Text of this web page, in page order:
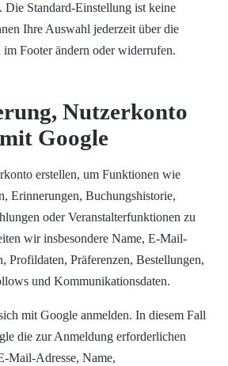
Standard-Einstellung ist keine
Ihre Auswahl jederzeit über die
Footer ändern oder widerrufen.
Nutzerkonto
Google
erstellen, um Funktionen wie
Erinnerungen, Buchungshistorie,
oder Veranstalterfunktionen zu
wir insbesondere Name, E-Mail-
Profildaten, Präferenzen, Bestellungen,
und Kommunikationsdaten.
mit Google anmelden. In diesem Fall
die zur Anmeldung erforderlichen
Mail-Adresse, Name,